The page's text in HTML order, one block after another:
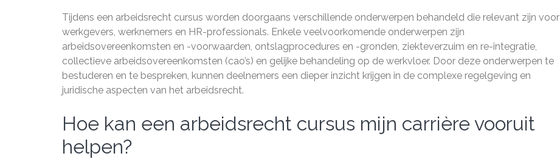
Tijdens een arbeidsrecht cursus worden doorgaans verschillende onderwerpen behandeld die relevant zijn voor
werkgevers, werknemers en HR-professionals. Enkele veelvoorkomende onderwerpen zijn
arbeidsovereenkomsten en -voorwaarden, ontslagprocedures en -gronden, ziekteverzuim en re-integratie,
collectieve arbeidsovereenkomsten (cao’s) en gelijke behandeling op de werkvloer. Door deze onderwerpen te
bestuderen en te bespreken, kunnen deelnemers een dieper inzicht krijgen in de complexe regelgeving en
juridische aspecten van het arbeidsrecht.
Hoe kan een arbeidsrecht cursus mijn carrière vooruit
helpen?